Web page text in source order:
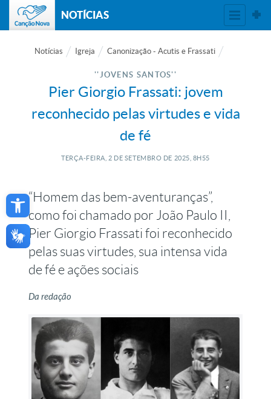
Open toolbar
NOTÍCIAS
Notícias Igreja Canonização - Acutis e Frassati
''JOVENS SANTOS''
Pier Giorgio Frassati: jovem
reconhecido pelas virtudes e vida
de fé
TERÇA-FEIRA, 2 DE SETEMBRO DE 2025, 8H55
“Homem das bem-aventuranças”,
como foi chamado por João Paulo II,
Pier Giorgio Frassati foi reconhecido
pelas suas virtudes, sua intensa vida
de fé e ações sociais
Da redação